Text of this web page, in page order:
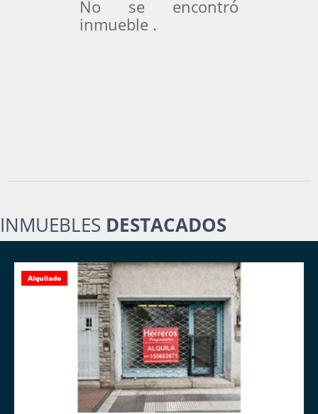
No se encontró
inmueble .
INMUEBLES DESTACADOS
Alquilado